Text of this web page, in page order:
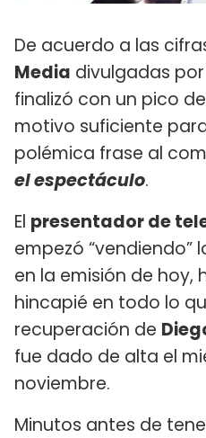
De acuerdo a las
Media divulgadas por
finalizó con un pico
motivo suficiente
polémica frase al
el espectáculo.
El presentador de
empezó “vendiendo”
en la emisión de hoy,
hincapié en todo lo
recuperación de
fue dado de alta el
noviembre.
Minutos antes de